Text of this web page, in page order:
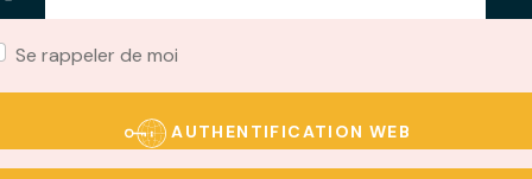
Afficher
Se rappeler de moi
AUTHENTIFICATION WEB